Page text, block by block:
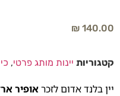
₪ 140.00
קטגוריות יינות מותג פרטי,
יין בלנד אדום לזכראופיר